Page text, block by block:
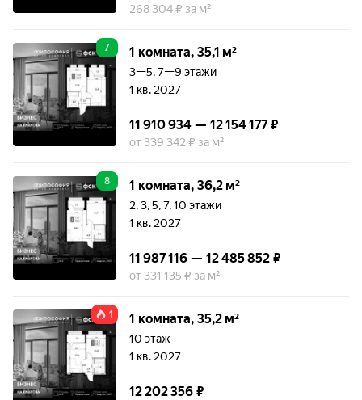
268 304 ₽ за м²
7 1 комната, 35,1 м²
3—5, 7—9 этажи
1 кв. 2027
11 910 934 — 12 154 177 ₽
от 339 342 ₽ за м²
8 1 комната, 36,2 м²
2, 3, 5, 7, 10 этажи
1 кв. 2027
11 987 116 — 12 485 852 ₽
от 331 135 ₽ за м²
1 1 комната, 35,2 м²
10 этаж
1 кв. 2027
12 202 356 ₽